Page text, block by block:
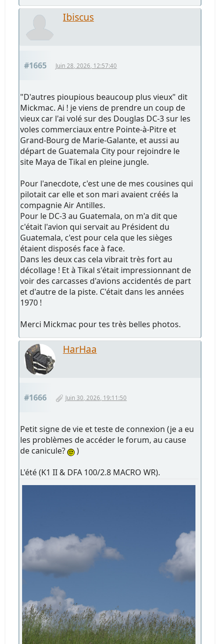
Ibiscus
#1665 Juin 28, 2026, 12:57:40
"D'autres pioupious beaucoup plus vieux" dit
Mickmac. Ai ! je viens de prendre un coup de
vieux car l'ai volé sur des Douglas DC-3 sur les
voles commerciaux entre Pointe-à-Pitre et
Grand-Bourg de Marie-Galante, et aussi au
départ de Guatemala City pour rejoindre le
site Maya de Tikal en pleine jungle.
Pour l'anecdote, c'est une de mes cousines qui
pilotait car elle et son mari avaient créés la
compagnie Air Antilles.
Pour le DC-3 au Guatemala, on m'a dit que
c'était l'avion qui servait au Président du
Guatemala, c'est pour cela que les sièges
étaient disposés face à face.
Dans les deux cas cela vibrait très fort au
décollage ! Et à Tikal s'était impressionnant de
voir des carcasses d'avions accidentés de part
et d'autre de la piste. C'était dans les années
1970 !
Merci Mickmac pour tes très belles photos.
HarHaa
#1666 Juin 30, 2026, 19:11:50
Petit signe de vie et teste de connexion (je a eu
les problèmes de accéder le forum, au cause
de canicule?
)
L'été (K1 II & DFA 100/2.8 MACRO WR).